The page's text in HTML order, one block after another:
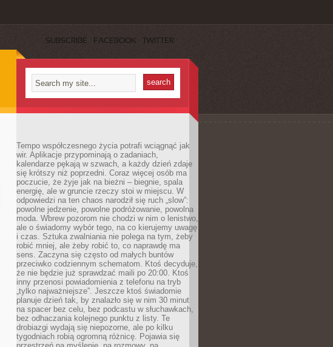
SUBSCRIBE FACEBOOK TWITTER
Tempo współczesnego życia potrafi wciągnąć jak
wir. Aplikacje przypominają o zadaniach,
kalendarze pękają w szwach, a każdy dzień zdaje
się krótszy niż poprzedni. Coraz więcej osób ma
poczucie, że żyje jak na bieżni – biegnie, spala
energię, ale w gruncie rzeczy stoi w miejscu. W
odpowiedzi na ten chaos narodził się ruch „slow”:
powolne jedzenie, powolne podróżowanie, powolna
moda. Wbrew pozorom nie chodzi w nim o lenistwo,
ale o świadomy wybór tego, na co kierujemy uwagę
i czas. Sztuka zwalniania nie polega na tym, żeby
robić mniej, ale żeby robić to, co naprawdę ma
sens. Zaczyna się często od małych buntów
przeciwko codziennym schematom. Ktoś decyduje,
że nie będzie już sprawdzać maili po 20:00. Ktoś
inny przenosi powiadomienia z telefonu na tryb
„tylko najważniejsze”. Jeszcze ktoś świadomie
planuje dzień tak, by znalazło się w nim 30 minut
na spacer bez celu, bez podcastu w słuchawkach,
bez odhaczania kolejnego punktu z listy. Te
drobiazgi wydają się niepozorne, ale po kilku
tygodniach robią ogromną różnicę. Pojawia się